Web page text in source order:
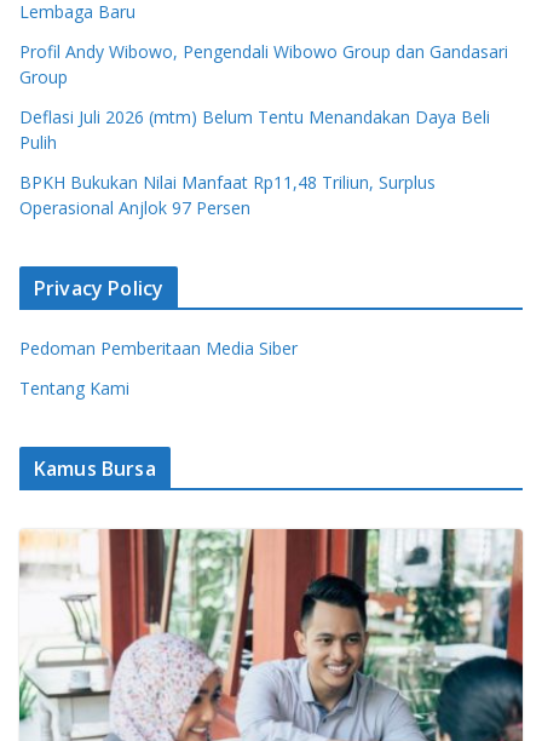
Lembaga Baru
Profil Andy Wibowo, Pengendali Wibowo Group dan Gandasari
Group
Deflasi Juli 2026 (mtm) Belum Tentu Menandakan Daya Beli
Pulih
BPKH Bukukan Nilai Manfaat Rp11,48 Triliun, Surplus
Operasional Anjlok 97 Persen
Privacy Policy
Pedoman Pemberitaan Media Siber
Tentang Kami
Kamus Bursa